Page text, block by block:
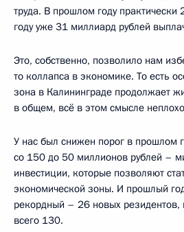
труда. В прошлом году
году уже 31 миллиард рублей
Это, собственно, позволило нам
то коллапса в экономике. То есть
зона в Калининграде продолжает
в общем, всё в этом смысле
У нас был снижен порог в прошлом
со 150 до 50 миллионов рублей –
инвестиции, которые позволяют
экономической зоны. И прошлый
рекордный – 26 новых резидентов,
всего 130.